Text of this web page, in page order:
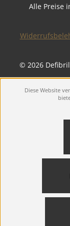
Alle Preise
© 2026
Diese Website